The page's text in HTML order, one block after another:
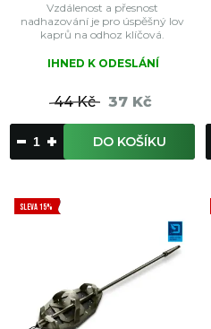
Vzdálenost a přesnost
nadhazování je pro úspěšný lov
kaprů na odhoz klíčová.
IHNED K ODESLÁNÍ
44 Kč 37 Kč
DO KOŠÍKU
SLEVA 15%